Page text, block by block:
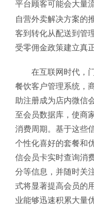
平台顾客可能会大量
自营外卖解决方案的
客到转化从配送到管
受零佣金政策建立真
在互联网时代，
餐饮客户管理系统，
助注册成为店内微信
至会员数据库，使商
消费周期。基于这些
个性化喜好的套餐和
信会员卡实时查询消
分等信息，并随时关
式将显著提高会员的
业能够迅速积累大量